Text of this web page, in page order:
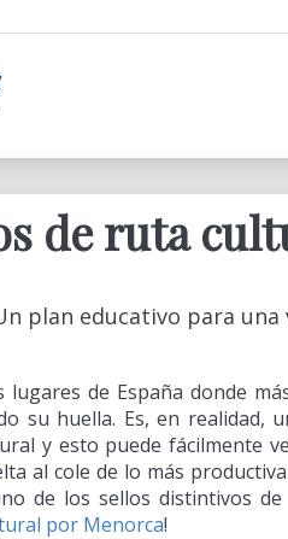
de ruta
plan educativo para
de España donde
su huella. Es, en
y esto puede fácilmente
al cole de lo más
de los sellos distintivos
por Menorca!